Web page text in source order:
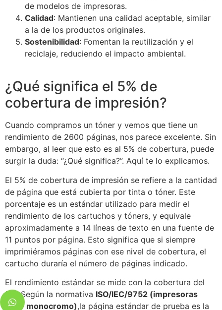
de modelos de impresoras.
Calidad: Mantienen una calidad aceptable, similar
a la de los productos originales.
Sostenibilidad: Fomentan la reutilización y el
reciclaje, reduciendo el impacto ambiental.
¿Qué significa el 5% de
cobertura de impresión?
Cuando compramos un tóner y vemos que tiene un
rendimiento de 2600 páginas, nos parece excelente. Sin
embargo, al leer que esto es al 5% de cobertura, puede
surgir la duda: “¿Qué significa?”. Aquí te lo explicamos.
El 5% de cobertura de impresión se refiere a la cantidad
de página que está cubierta por tinta o tóner. Este
porcentaje es un estándar utilizado para medir el
rendimiento de los cartuchos y tóners, y equivale
aproximadamente a 14 líneas de texto en una fuente de
11 puntos por página. Esto significa que si siempre
imprimiéramos páginas con ese nivel de cobertura, el
cartucho duraría el número de páginas indicado.
El rendimiento estándar se mide con la cobertura del
5%. Según la normativa ISO/IEC/9752 (impresoras
láser monocromo),la página estándar de prueba es la